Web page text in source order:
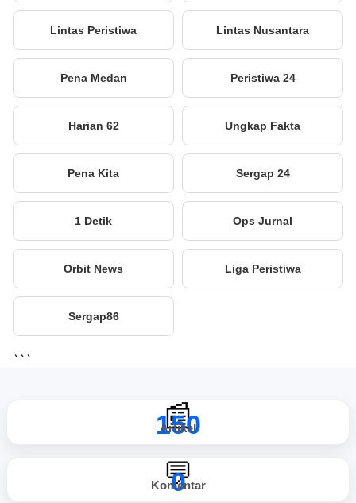
Lintas Peristiwa Lintas Nusantara
Pena Medan Peristiwa 24
Harian 62 Ungkap Fakta
Pena Kita Sergap 24
1 Detik Ops Jurnal
Orbit News Liga Peristiwa
Sergap86
```
📰
150
Artikel
💬
0
Komentar